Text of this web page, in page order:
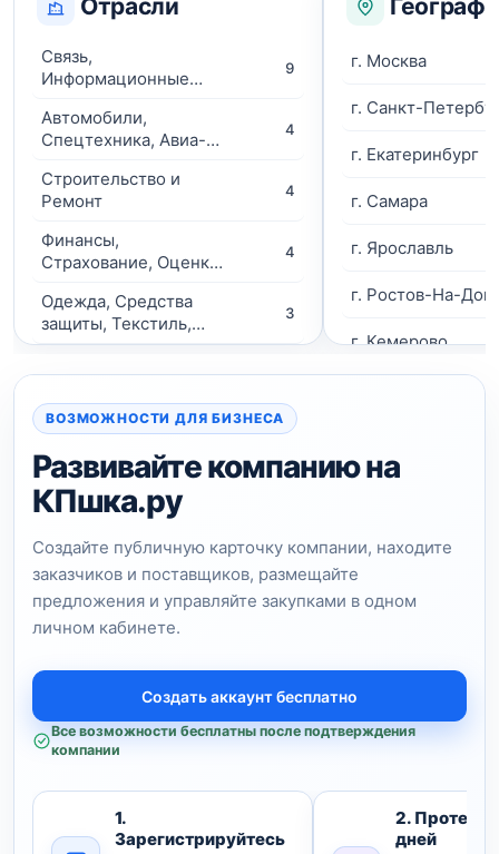
Отрасли
Связь,
Информационные
9
Автомобили,
Спецтехника, Авиа-
4
Строительство и
Ремонт
4
Финансы,
Страхование, Оценка,
4
Одежда, Средства
защиты, Текстиль,
Хозтовары, Тара
3
изделия
3
Прочее оборудование
3
Все отрасли →
г. Москва
г. Санкт-
г. Екатеринбург
г. Самара
г. Ярославль
г. Ростов-На-
г. Кемерово
ВОЗМОЖНОСТИ ДЛЯ БИЗНЕСА
Развивайте компанию на
КПшка.ру
Создайте публичную карточку компании, находите
заказчиков и поставщиков, размещайте
предложения и управляйте закупками в одном
личном кабинете.
Создать аккаунт бесплатно
Все возможности бесплатны после подтверждения
компании
1.
Зарегистрируйтесь
2.
дней